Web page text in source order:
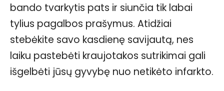
bando tvarkytis pats ir siunčia tik labai
tylius pagalbos prašymus. Atidžiai
stebėkite savo kasdienę savijautą, nes
laiku pastebėti kraujotakos sutrikimai gali
išgelbėti jūsų gyvybę nuo netikėto infarkto.